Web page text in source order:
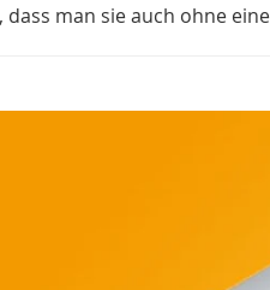
dass man sie auch ohne